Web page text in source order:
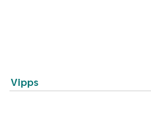
Vipps